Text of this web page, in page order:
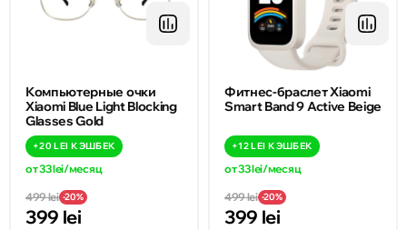
Компьютерные очки
Xiaomi Blue Light Blocking
Glasses Gold
+20 LEI КЭШБЕК
от 33 lei/месяц
399 lei
499 lei -20%
Фитнес-браслет Xiaomi
Smart Band 9 Active Beige
+12 LEI КЭШБЕК
от 33 lei/месяц
399 lei
499 lei -20%